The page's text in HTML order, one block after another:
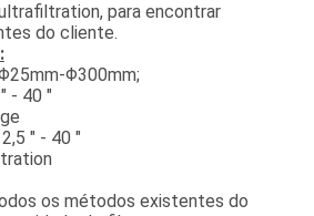
para encontrar
do cliente.
Φ300mm;
- 40 ″
″ - 40 ″
os métodos existentes do